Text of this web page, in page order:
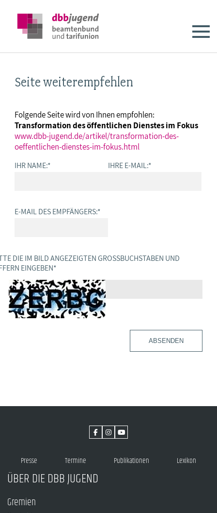
Seite weiterempfehlen
Folgende Seite wird von Ihnen empfohlen:
Transformation des öffentlichen Dienstes im Fokus
www.dbb-jugend.de/artikel/transformation-des-
oeffentlichen-dienstes-im-fokus.html
IHR NAME:* IHRE E-MAIL:*
E-MAIL DES EMPFÄNGERS:*
DIE IM BILD ANGEZEIGTEN GROSSBUCHSTABEN UND Z
EINGEBEN *
ABSENDEN
Presse Termine Publikationen Lexikon
ÜBER DIE DBB JUGEND
Gremien